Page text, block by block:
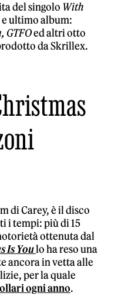
del singolo With
e ultimo album:
GTFOed altri otto
da Skrillex.
di Carey, è il disco
i tempi: più di 15
ottenuta dal
Is Youlo ha reso una
ancora in vetta alle
per la quale
ogni anno.